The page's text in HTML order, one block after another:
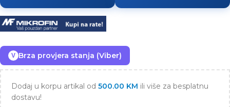
V Brza provjera stanja (Viber)
Dodaj u korpu artikal od 500.00 KM ili više za besplatnu
dostavu!